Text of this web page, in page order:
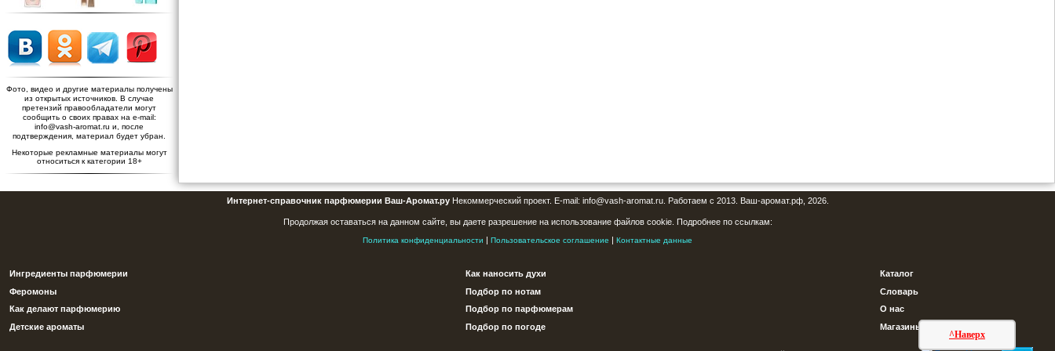
Фото, видео и другие материалы получены
из открытых источников. В случае
претензий правообладатели могут
сообщить о своих правах на e-mail:
info@vash-aromat.ru и, после
подтверждения, материал будет убран.
Некоторые рекламные материалы могут
относиться к категории 18+
^Наверх
Интернет-справочник парфюмерии Ваш-Аромат.руНекоммерческий проект. E-mail: info@vash-aromat.ru. Работаем с 2013. Ваш-аромат.рф, 2026.
Продолжая оставаться на данном сайте, вы даете разрешение на использование файлов cookie. Подробнее по ссылкам:
Политика конфиденциальности | Пользовательское соглашение | Контактные данные
Ингредиенты парфюмерии
Феромоны
Как делают парфюмерию
Детские ароматы
Как наносить духи
Подбор по нотам
Подбор по парфюмерам
Подбор по погоде
Каталог
Словарь
О нас
Магазины